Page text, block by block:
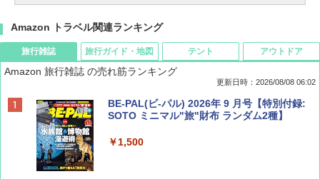
Amazon トラベル関連ランキング
旅行雑誌
Amazon 旅行雑誌 の売れ筋ランキング
更新日時：2026/08/08 06:02
BE-PAL(ビ-パル) 2026年 9 月号【特別付録:
SOTO ミニマル"旅"財布 ランダム2種】
￥1,500
旅行ガイド・地図 テント アウトドア